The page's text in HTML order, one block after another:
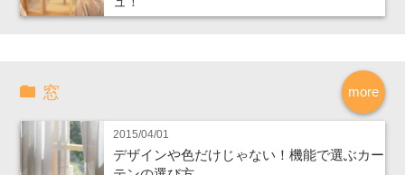
more
窓
2015/04/01
デザインや色だけじゃない！機能で選ぶカー